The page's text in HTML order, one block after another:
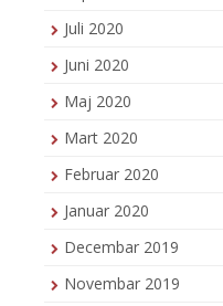
Juli 2020
Juni 2020
Maj 2020
Mart 2020
Februar 2020
Januar 2020
Decembar 2019
Novembar 2019